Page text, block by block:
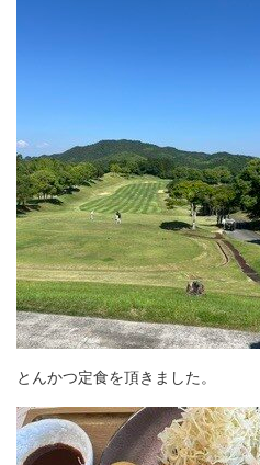
とんかつ定食を頂きました。